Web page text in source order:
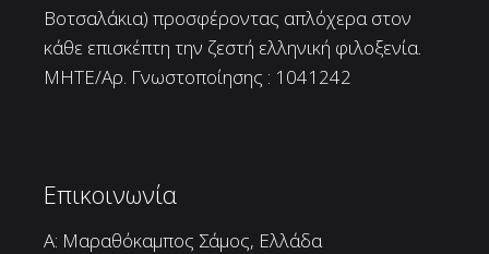
Βοτσαλάκια) προσφέροντας απλόχερα στον
κάθε επισκέπτη την ζεστή ελληνική φιλοξενία.
ΜΗΤΕ/Αρ. Γνωστοποίησης : 1041242
Επικοινωνία
A: Μαραθόκαμπος Σάμος, Ελλάδα